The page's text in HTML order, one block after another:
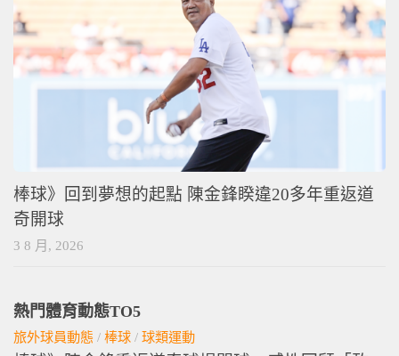
棒球》回到夢想的起點 陳金鋒睽違20多年重返道
奇開球
3 8 月, 2026
熱門體育動態TO5
旅外球員動態 / 棒球 / 球類運動